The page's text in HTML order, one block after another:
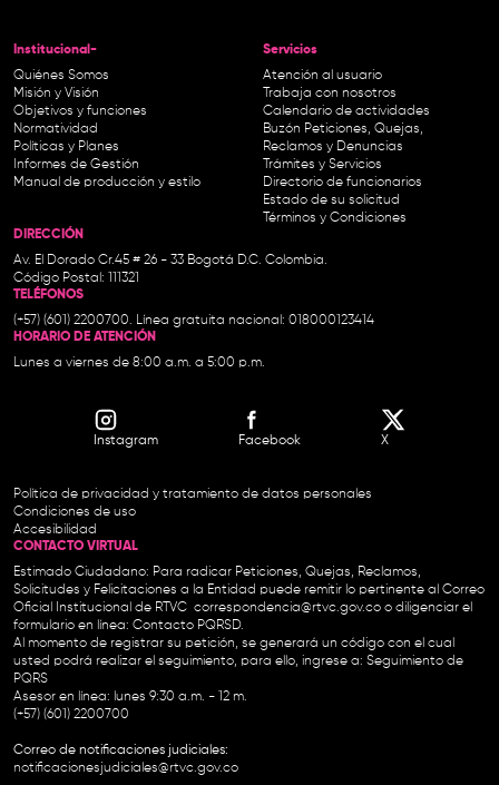
Institucional-
Quiénes Somos
Misión y Visión
Objetivos y funciones
Normatividad
Políticas y Planes
Informes de Gestión
Manual de producción y estilo
Servicios
Atención al usuario
Trabaja con nosotros
Calendario de actividades
Buzón Peticiones, Quejas,
Reclamos y Denuncias
Trámites y Servicios
Directorio de funcionarios
Estado de su solicitud
Términos y Condiciones
DIRECCIÓN
Av. El Dorado Cr.45 # 26 - 33 Bogotá D.C. Colombia.
Código Postal: 111321
TELÉFONOS
(+57) (601) 2200700. Línea gratuita nacional: 018000123414
HORARIO DE ATENCIÓN
Lunes a viernes de 8:00 a.m. a 5:00 p.m.
Instagram Facebook X
Política de privacidad y tratamiento de datos personales
Condiciones de uso
Accesibilidad
CONTACTO VIRTUAL
Estimado Ciudadano: Para radicar Peticiones, Quejas, Reclamos,
Solicitudes y Felicitaciones a la Entidad puede remitir lo pertinente al Correo
Oficial Institucional de RTVC correspondencia@rtvc.gov.co o diligenciar el
formulario en línea: Contacto PQRSD.
Al momento de registrar su petición, se generará un código con el cual
usted podrá realizar el seguimiento, para ello, ingrese a: Seguimiento de
PQRS
Asesor en línea: lunes 9:30 a.m. - 12 m.
(+57) (601) 2200700
Correo de notificaciones judiciales:
notificacionesjudiciales@rtvc.gov.co